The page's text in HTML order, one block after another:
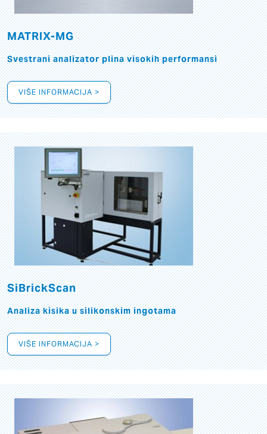
MATRIX-MG
Svestrani analizator plina visokih performansi
VIŠE INFORMACIJA >
SiBrickScan
Analiza kisika u silikonskim ingotama
VIŠE INFORMACIJA >